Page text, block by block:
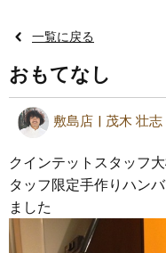
一覧に戻る
おもてなし
敷島店 茂木 壮志
クインテットスタッフ
タッフ限定手作りハン
ました